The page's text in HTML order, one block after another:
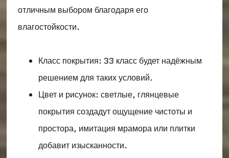
отличным выбором благодаря его
влагостойкости.
Класс покрытия: 33 класс будет надёжным
решением для таких условий.
Цвет и рисунок: светлые, глянцевые
покрытия создадут ощущение чистоты и
простора, имитация мрамора или плитки
добавит изысканности.